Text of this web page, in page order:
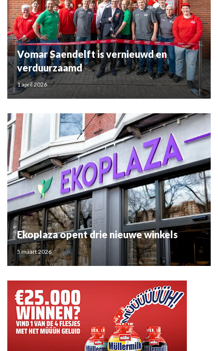
Vomar Saendelft is vernieuwd en
verduurzaamd
1 april 2026
Ekoplaza opent drie nieuwe winkels
5 maart 2026